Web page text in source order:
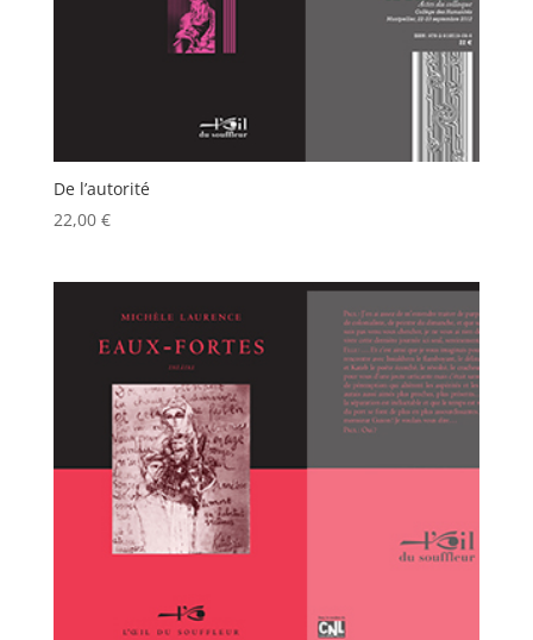
De l’autorité
22,00 €